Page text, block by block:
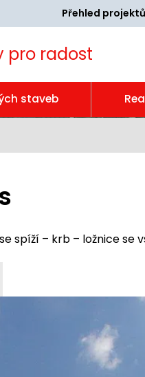
Přehled
pro radost
staveb
spíží – krb – ložnice se